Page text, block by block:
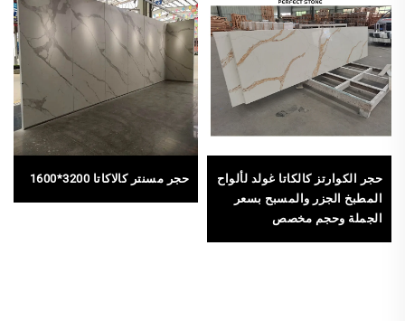
حجر الكوارتز كالكاتا غولد لألواح
المطبخ الجزر والمسبح بسعر
الجملة وحجم مخصص
حجر مسنتر كالاكاتا 3200*1600